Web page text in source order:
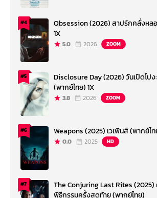
#4
Obsession (2026) สาปรักคลั่งหล
1X
5.0 2026 ZOOM
#5
Disclosure Day (2026) วันเปิดโปง
(พากย์ไทย) 1X
3.8 2026 ZOOM
#6 Weapons (2025) เวเพินส์ (พากย์ไ
0.0 2025 HD
#7
The Conjuring Last Rites (2025)
พิธีกรรมครั้งสุดท้าย (พากย์ไทย)